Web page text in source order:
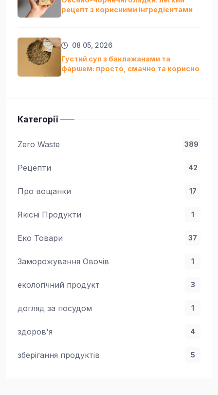
рецепт з корисними інгредієнтами
08 05, 2026
Густий суп з баклажанами та
фаршем: просто, смачно та кориснo
Категорії
Zero Waste 389
Рецепти 42
Про вощанки 17
Якісні Продукти 1
Еко Товари 37
Заморожування Овочів 1
екологічний продукт 3
догляд за посудом 1
здоров'я 4
зберігання продуктів 5